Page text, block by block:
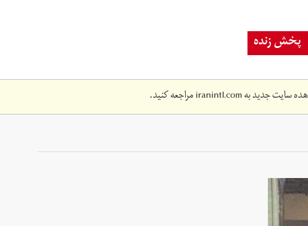
پخش زنده
سایت جدید بهiranintl.comمراجعه کنید.